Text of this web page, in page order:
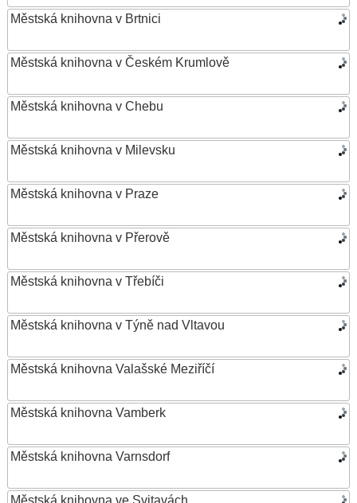
Městská knihovna v Brtnici
Městská knihovna v Českém Krumlově
Městská knihovna v Chebu
Městská knihovna v Milevsku
Městská knihovna v Praze
Městská knihovna v Přerově
Městská knihovna v Třebíči
Městská knihovna v Týně nad Vltavou
Městská knihovna Valašské Meziříčí
Městská knihovna Vamberk
Městská knihovna Varnsdorf
Městská knihovna ve Svitavách